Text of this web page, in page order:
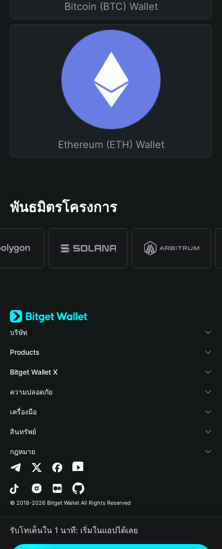
Bitcoin (BTC) Wallet
Ethereum (ETH) Wallet
พันธมิตรโครงการ
บริษัท
เกี่ยวกับ Bitget Wallet
Blog
Academy
ข่าวสารด้านคริปโต
ศูนย์ช่วยเหลือ
ติดต่อเรา
ทรัพยากรข้อมูลของแบรนด์
อาชีพ
Products
Crypto Card
Stablecoin Earn
Payfi Crypto
Crypto Swap API
Altcoin Season Index
Prediction Markets
DApp
RWA
Bitget Wallet X
นักพัฒนา
เชื่อมต่อ Wallet
Bitget Wallet Pay
ลิสต์โปรเจกต์
ความปลอดภัย
Protection Fund
เทคโนโลยีความปลอดภัย
เครื่องมือ
ซื้อคริปโต
การตรวจจับการอนุญาต
การตรวจจับสัญญา
การโอนเป็นชุด
สินทรัพย์
Arbitrum
Avalanche
Bitcoin
Polygon
กฎหมาย
นโยบายความเป็นส่วนตัว
ข้อตกลงในการใช้บริการ
© 2018-2026 Bitget Wallet All Rights Reserved
รับโทเค็นใน 1 นาที: เริ่มในแอปได้เลย